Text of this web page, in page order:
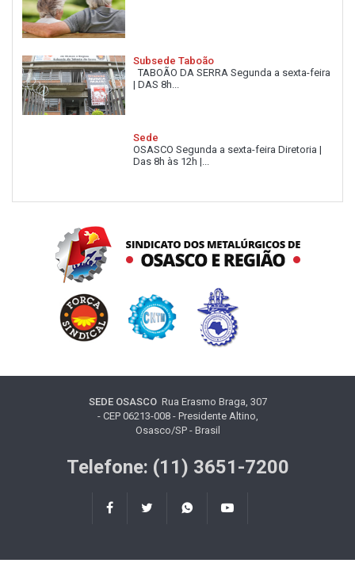
Subsede Taboão
TABOÃO DA SERRA Segunda a sexta-feira
| DAS 8h...
Sede
OSASCO Segunda a sexta-feira Diretoria |
Das 8h às 12h |...
SEDE OSASCORua Erasmo Braga, 307
- CEP 06213-008 - Presidente Altino,
Osasco/SP - Brasil
Telefone: (11) 3651-7200